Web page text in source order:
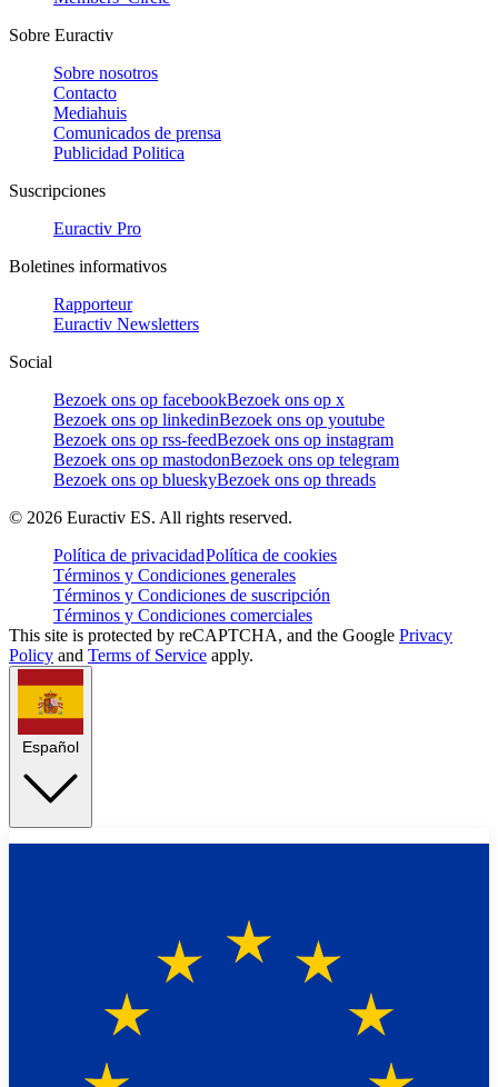
Sobre Euractiv
Sobre nosotros
Contacto
Mediahuis
Comunicados de prensa
Publicidad Politica
Suscripciones
Euractiv Pro
Boletines informativos
Rapporteur
Euractiv Newsletters
Social
Bezoek ons op facebookBezoek ons op x
Bezoek ons op linkedinBezoek ons op youtube
Bezoek ons op rss-feedBezoek ons op instagram
Bezoek ons op mastodonBezoek ons op telegram
Bezoek ons op blueskyBezoek ons op threads
© 2026 Euractiv ES. All rights reserved.
Política de privacidadPolítica de cookies
Términos y Condiciones generales
Términos y Condiciones de suscripción
Términos y Condiciones comerciales
This site is protected by reCAPTCHA, and the Google Privacy
Policy and Terms of Service apply.
Español